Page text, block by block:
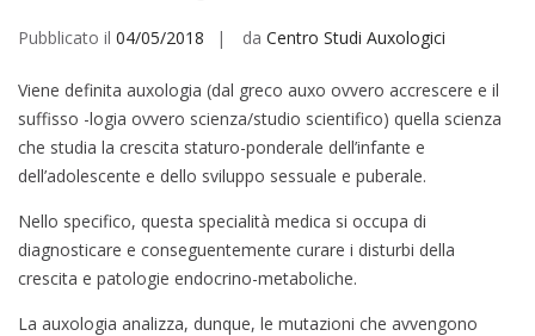
Pubblicato il 04/05/2018 da Centro Studi Auxologici
Viene definita auxologia (dal greco auxo ovvero accrescere e il
suffisso -logia ovvero scienza/studio scientifico) quella scienza
che studia la crescita staturo-ponderale dell’infante e
dell’adolescente e dello sviluppo sessuale e puberale.
Nello specifico, questa specialità medica si occupa di
diagnosticare e conseguentemente curare i disturbi della
crescita e patologie endocrino-metaboliche.
La auxologia analizza, dunque, le mutazioni che avvengono